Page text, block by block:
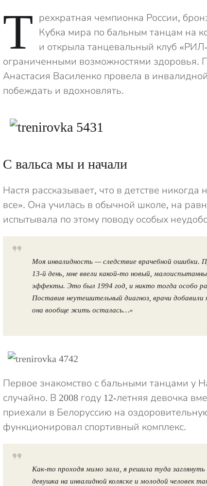
Т
рехкратная чемпионка России,
Кубка мира по бальным танцам на
и открыла танцевальный клуб
ограниченными возможностями здоровья.
Анастасия Василенко провела в
побеждать и вдохновлять.
С вальса мы и начали
Настя рассказывает, что в детстве
все». Она училась в обычной школе, на
испытывала по этому поводу особых
Моя инвалидность — следствие врачебной ошибки.
13-й день, мне ввели какой-то новый,
эффекты. Это был 1994 год, и никто тогда особо
Поставив неутешительный диагноз, врачи
она вообще жить осталась…»
Первое знакомство с бальными танцами у
случайно. В 2008 году 12-летняя девочка
приехали в Белоруссию на
функционировал спортивный комплекс.
Как-то проходя мимо зала, я решила туда заглянуть
девушка на инвалидной коляске и молодой человек